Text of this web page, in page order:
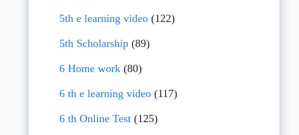
5th e learning video(122)
5th Scholarship(89)
6 Home work(80)
6 th e learning video(117)
6 th Online Test(125)